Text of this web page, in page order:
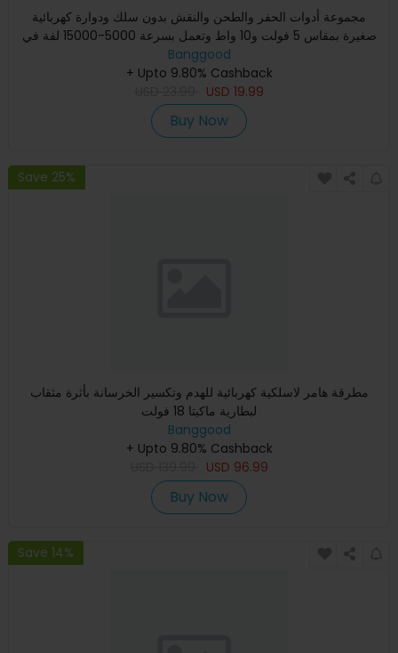
مجموعة أدوات الحفر والطحن والنقش بدون سلك ودوارة كهربائية
صغيرة بمقاس 5 فولت و10 واط وتعمل بسرعة 5000-15000 لفة في
الدقي
Banggood
+ Upto 9.80% Cashback
USD 19.99
Buy Now
Save 25%
مطرقة هامر لاسلكية كهربائية للهدم وتكسير الخرسانة بأثرة مثقاب
لبطارية ماكيتا 18 فولت
Banggood
+ Upto 9.80% Cashback
USD 96.99
Buy Now
Save 14%